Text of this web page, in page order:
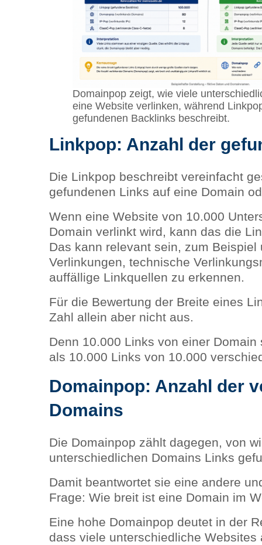
Domainpop zeigt, wie viele
eine Website verlinken, während
gefundenen Backlinks beschreibt.
Linkpop: Anzahl der
Die Linkpop beschreibt vereinfacht
gefundenen Links auf eine Domain
Wenn eine Website von 10.000
Domain verlinkt wird, kann das die
Das kann relevant sein, zum Beispiel
Verlinkungen, technische
auffällige Linkquellen zu erkennen.
Für die Bewertung der Breite eines
Zahl allein aber nicht aus.
Denn 10.000 Links von einer Domain
als 10.000 Links von 10.000
Domainpop: Anzahl der
Domains
Die Domainpop zählt dagegen, von
unterschiedlichen Domains Links
Damit beantwortet sie eine andere
Frage: Wie breit ist eine Domain im
Eine hohe Domainpop deutet in der
dass viele unterschiedliche Websites